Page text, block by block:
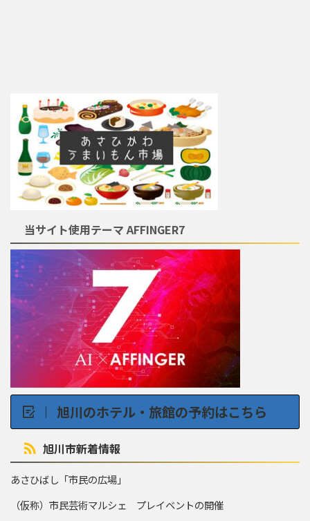
当サイト使用テーマ AFFINGER7
旭川のホテル・旅館の予約はこちら
旭川市新着情報
あさひばし「市民の広場」
（仮称）市民芸術マルシェ プレイベントの開催